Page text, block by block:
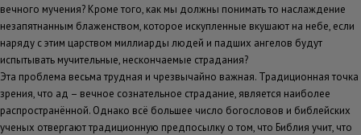
вечного мучения? Кроме того, как мы должны понимать то наслаждение
незапятнанным блаженством, которое искупленные вкушают на небе, если
наряду с этим царством миллиарды людей и падших ангелов будут
испытывать мучительные, нескончаемые страдания?
Эта проблема весьма трудная и чрезвычайно важная. Традиционная точка
зрения, что ад – вечное сознательное страдание, является наиболее
распространённой. Однако всё большее число богословов и библейских
ученых отвергают традиционную предпосылку о том, что Библия учит, что